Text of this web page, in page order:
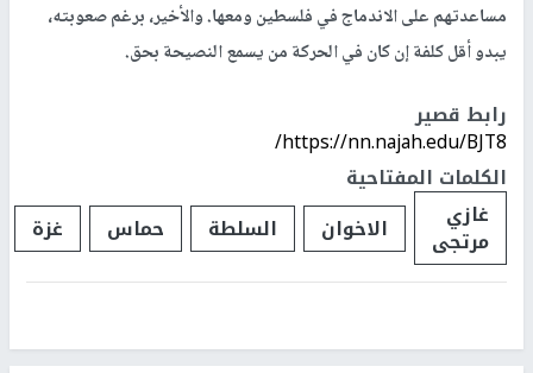
مساعدتهم على الاندماج في فلسطين ومعها. والأخير، برغم صعوبته،
يبدو أقل كلفة إن كان في الحركة من يسمع النصيحة بحق.
رابط قصير
https://nn.najah.edu/BJT8/
الكلمات المفتاحية
غازي
مرتجى الاخوان السلطة حماس غزة